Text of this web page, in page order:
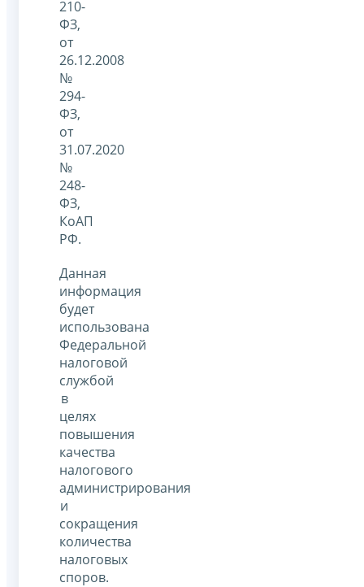
210-
ФЗ,
от
26.12.2008
№
294-
ФЗ,
от
31.07.2020
№
248-
ФЗ,
КоАП
РФ.
Данная
информация
будет
использована
Федеральной
налоговой
службой
в
целях
повышения
качества
налогового
администрирования
и
сокращения
количества
налоговых
споров.